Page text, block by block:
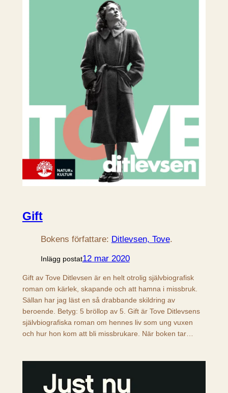
Gift
Bokens författare: Ditlevsen, Tove.
Inlägg postat12 mar 2020
Gift av Tove Ditlevsen är en helt otrolig självbiografisk
roman om kärlek, skapande och att hamna i missbruk.
Sällan har jag läst en så drabbande skildring av
beroende. Betyg: 5 bröllop av 5. Gift är Tove Ditlevsens
självbiografiska roman om hennes liv som ung vuxen
och hur hon kom att bli missbrukare. När boken tar…